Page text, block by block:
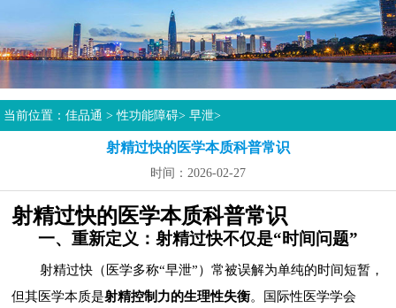
当前位置：佳品通 >性功能障碍>早泄>
射精过快的医学本质科普常识
时间：2026-02-27
射精过快的医学本质科普常识
一、重新定义：射精过快不仅是“时间问题”
射精过快（医学多称“早泄”）常被误解为单纯的时间短暂，
但其医学本质是射精控制力的生理性失衡。国际性医学学会